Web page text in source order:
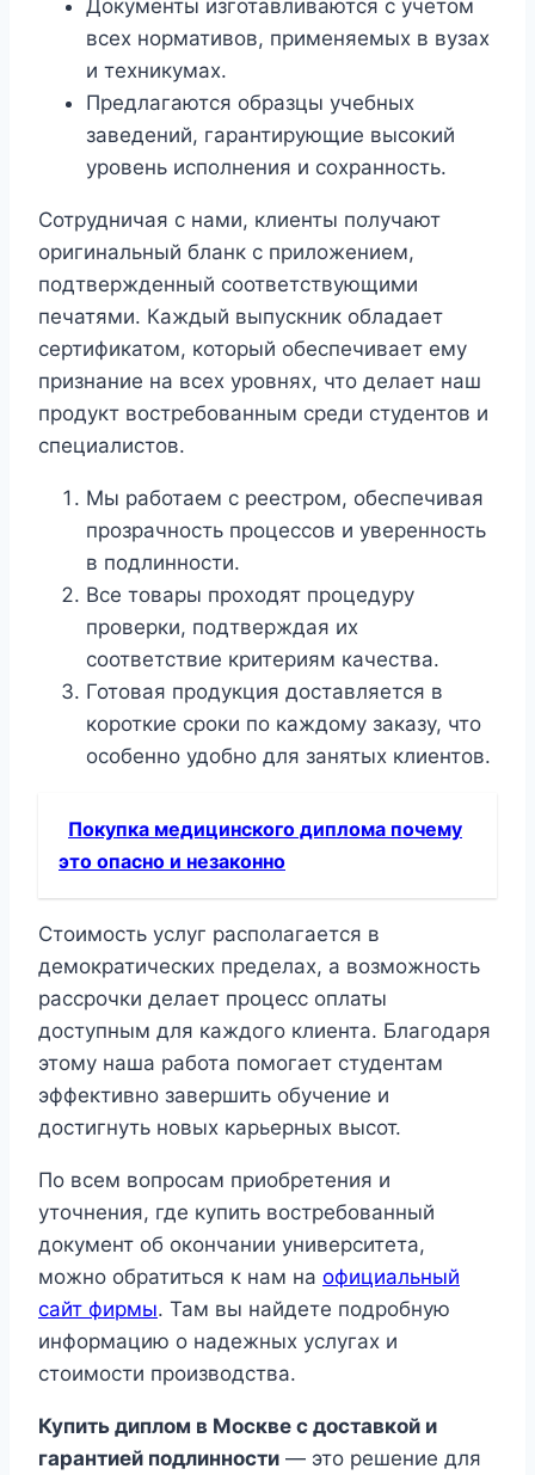
Документы изготавливаются с учетом
всех нормативов, применяемых в вузах
и техникумах.
Предлагаются образцы учебных
заведений, гарантирующие высокий
уровень исполнения и сохранность.
Сотрудничая с нами, клиенты получают
оригинальный бланк с приложением,
подтвержденный соответствующими
печатями. Каждый выпускник обладает
сертификатом, который обеспечивает ему
признание на всех уровнях, что делает наш
продукт востребованным среди студентов и
специалистов.
Мы работаем с реестром, обеспечивая
прозрачность процессов и уверенность
в подлинности.
Все товары проходят процедуру
проверки, подтверждая их
соответствие критериям качества.
Готовая продукция доставляется в
короткие сроки по каждому заказу, что
особенно удобно для занятых клиентов.
Покупка медицинского диплома почему
это опасно и незаконно
Стоимость услуг располагается в
демократических пределах, а возможность
рассрочки делает процесс оплаты
доступным для каждого клиента. Благодаря
этому наша работа помогает студентам
эффективно завершить обучение и
достигнуть новых карьерных высот.
По всем вопросам приобретения и
уточнения, где купить востребованный
документ об окончании университета,
можно обратиться к нам на официальный
сайт фирмы. Там вы найдете подробную
информацию о надежных услугах и
стоимости производства.
Купить диплом в Москве с доставкой и
гарантией подлинности — это решение для